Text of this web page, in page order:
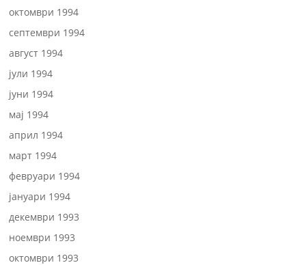
октомври 1994
септември 1994
август 1994
јули 1994
јуни 1994
мај 1994
април 1994
март 1994
февруари 1994
јануари 1994
декември 1993
ноември 1993
октомври 1993